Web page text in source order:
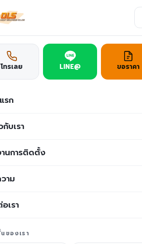
ชั่น ผลงาน บทความ ติดต่อ
โทรเลย LINE@ ขอราคา
รก
กับเรา
นการติดตั้ง
าม
เรา
ของเรา
ออฟฟิศสำเร็จรูป ตู้ ห้อง